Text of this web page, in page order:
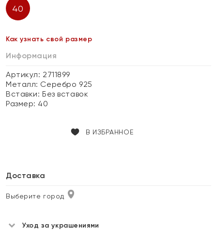
40
Как узнать свой размер
Информация
Артикул: 2711899
Металл: Серебро 925
Вставки:Без вставок
Размер: 40
В ИЗБРАННОЕ
Доставка
Выберите город
Уход за украшениями